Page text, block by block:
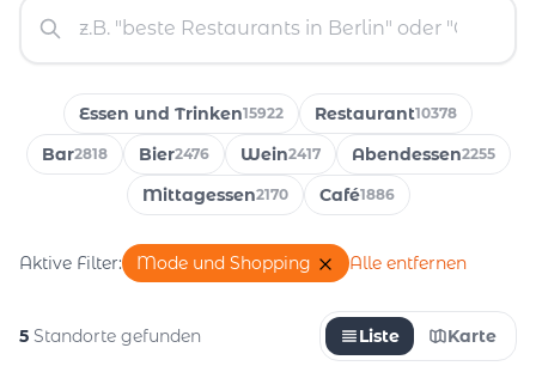
Essen und Trinken15922 Restaurant10378
Bar2818 Bier2476 Wein2417 Abendessen2255
Mittagessen2170 Café1886
Aktive Filter: Mode und Shopping Alle entfernen
5 Standorte gefunden Liste Karte